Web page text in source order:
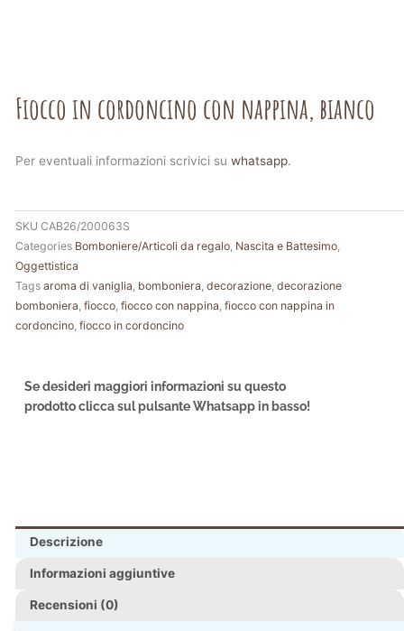
Fiocco in cordoncino con nappina, bianco
Per eventuali informazioni scrivici su whatsapp.
SKU CAB26/200063S
Categories Bomboniere/Articoli da regalo Nascita e Battesimo
Oggettistica
Tags aroma di vaniglia bomboniera decorazione decorazione
bomboniera fiocco fiocco con nappina fiocco con nappina in
cordoncino fiocco in cordoncino
Se desideri maggiori informazioni su questo
prodotto clicca sul pulsante Whatsapp in basso!
Descrizione
Informazioni aggiuntive
Recensioni (0)